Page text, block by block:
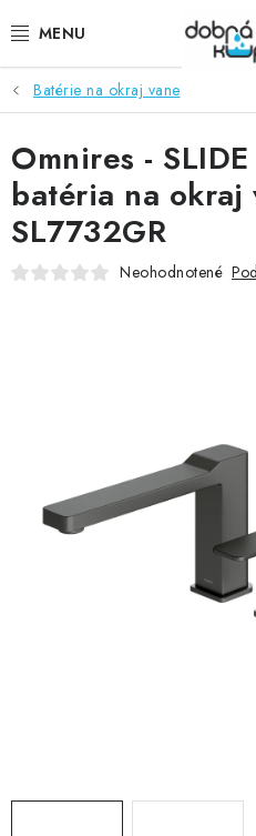
na
SPRCHOVÉ KÚTY
SPRCHOVÉ DVERE
BATÉRIE
VANE
VÝPREDAJ
PRÍSLUŠENSTVO K
Batérie na okraj vane
Omnires -
batéria na
SL7732GR
Neohodnotené